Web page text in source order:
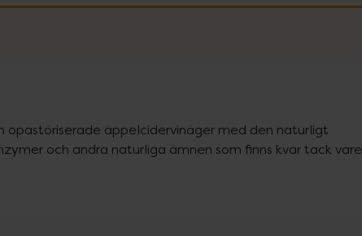
opastöriserade äppelcidervinäger med den naturligt
och andra naturliga ämnen som finns kvar tack vare